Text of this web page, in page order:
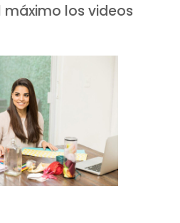
máximo los videos